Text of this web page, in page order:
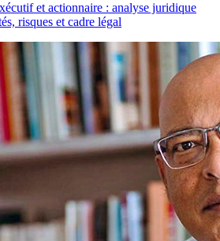
et actionnaire : analyse juridique
risques et cadre légal